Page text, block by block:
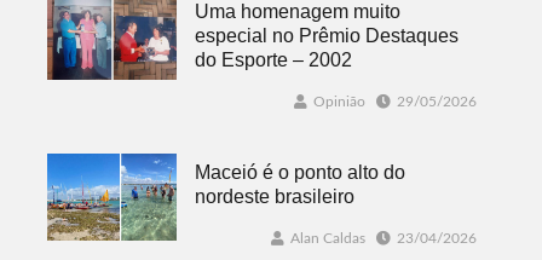
Uma homenagem muito
especial no Prêmio Destaques
do Esporte – 2002
Opinião 29/05/2026
Maceió é o ponto alto do
nordeste brasileiro
Alan Caldas 23/04/2026